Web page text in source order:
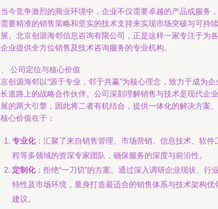
今竞争激烈的商业环境中，企业不仅需要卓越的产品或服务，
要精准的销售策略和坚实的技术支持来实现市场突破与可持续
。北京创源海邻信息咨询有限公司，正是这样一家专注于为各
业提供全方位销售及技术咨询服务的专业机构。
公司定位与核心价值
创源海邻以“源于专业，邻于共赢”为核心理念，致力于成为企
道路上的战略合作伙伴。公司深刻理解销售与技术是现代企业
的两大引擎，因此将二者有机结合，提供一体化的解决方案。
心价值在于：
专业化：汇聚了来自销售管理、市场营销、信息技术、软件
程等多领域的资深专家团队，确保服务的深度与前沿性。
定制化：拒绝“一刀切”的方案。通过深入调研企业现状、行
特性及市场环境，量身打造最适合的销售体系与技术架构优
建议。